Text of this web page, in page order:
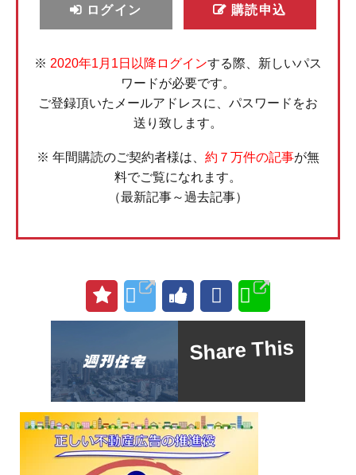
ログイン 購読申込
※ 2020年1月1日以降ログインする際、新しいパス
ワードが必要です。
ご登録頂いたメールアドレスに、パスワードをお
送り致します。
※ 年間購読のご契約者様は、 約７万件の記事が無
料でご覧になれます。
（最新記事～過去記事）
Share This